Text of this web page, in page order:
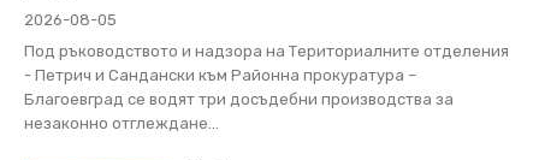
2026-08-05
Под ръководството и надзора на Териториалните отделения
- Петрич и Сандански към Районна прокуратура –
Благоевград се водят три досъдебни производства за
незаконно отглеждане...